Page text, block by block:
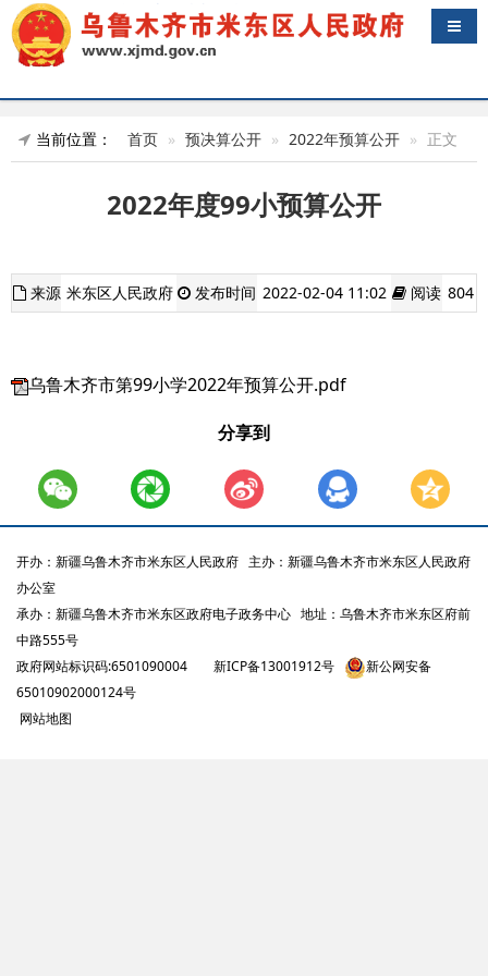
导航
当前位置： 首页 预决算公开 2022年预算公开 正文
2022年度99小预算公开
来源 米东区人民政府 发布时间 2022-02-04 11:02 阅读 804
乌鲁木齐市第99小学2022年预算公开.pdf
分享到
开办：新疆乌鲁木齐市米东区人民政府 主办：新疆乌鲁木齐市米东区人民政府
办公室
承办：新疆乌鲁木齐市米东区政府电子政务中心 地址：乌鲁木齐市米东区府前
中路555号
政府网站标识码:6501090004
新ICP备13001912号
新公网安备
65010902000124号
网站地图